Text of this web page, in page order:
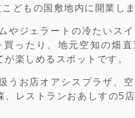
どもの国敷地内に開業しま
やジェラートの冷たいス
ったり、地元空知の畑直
が楽しめるスポットです。
うお店オアシスプラザ、
レストランおあしすの5